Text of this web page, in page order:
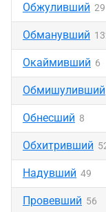
Обжуливший 29
Обманувший
Окаймивший 6
Обмишуливший
Обнесший 8
Обхитривший
Надувший 49
Провевший 56